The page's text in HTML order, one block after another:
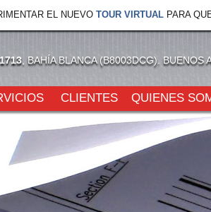
CLIENTES QUIENES
, BAHÍA BLANCA (B8003DCG). BUENOS
EL NUEVO TOUR VIRTUAL PARA